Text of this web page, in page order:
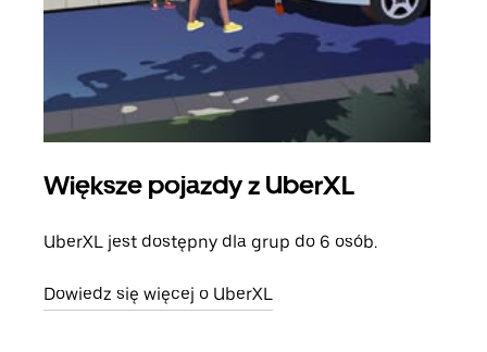
Większe pojazdy z UberXL
UberXL jest dostępny dla grup do 6 osób.
Dowiedz się więcej o UberXL